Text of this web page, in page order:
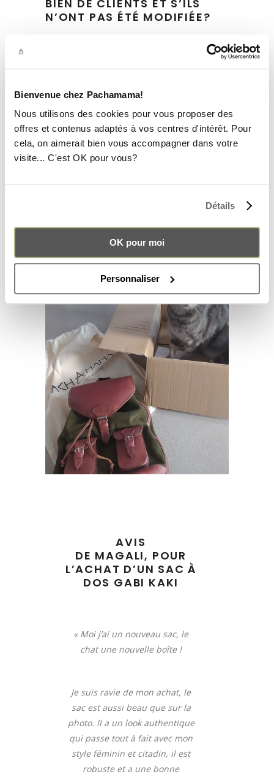
Bienvenue chez Pachamama!
Nous utilisons des cookies pour vous proposer des
offres et contenus adaptés à vos centres d'intérêt. Pour
cela, on aimerait bien vous accompagner dans votre
visite... C'est OK pour vous?
Détails
OK pour moi
Personnaliser
BIEN DE CLIENTS ET S’ILS
N’ONT PAS ÉTÉ MODIFIÉE?
vous. Ainsi, notretransparence
confiance
que vous placez en nous sont les
seuls éléments qui vous assurent de la
véracité des avis clients ! On vous donne donc
notre parole
AVIS
DE MAGALI, POUR
L’ACHAT D’UN SAC À
DOS GABI KAKI
« Moi j’ai un nouveau sac, le
chat une nouvelle boîte !
Je suis ravie de mon achat, le
sac est aussi beau que sur la
photo. Il a un look authentique
qui passe tout à fait avec mon
style féminin et citadin, il est
robuste et a une bonne